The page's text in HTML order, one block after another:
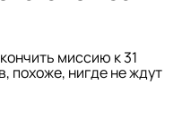
миссию к 31
похоже, нигде не ждут